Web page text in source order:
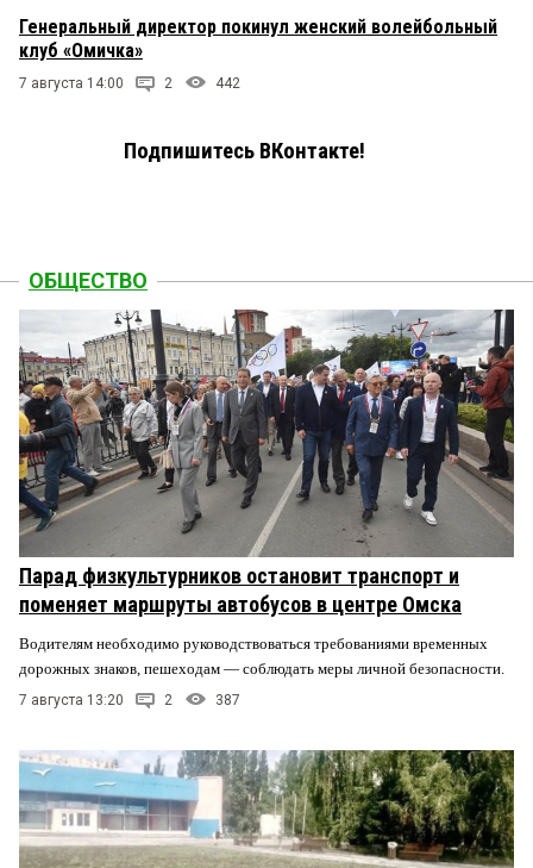
Генеральный директор покинул женский волейбольный
клуб «Омичка»
7 августа 14:00 2 442
Подпишитесь ВКонтакте!
ОБЩЕСТВО
Парад физкультурников остановит транспорт и
поменяет маршруты автобусов в центре Омска
Водителям необходимо руководствоваться требованиями временных
дорожных знаков, пешеходам — соблюдать меры личной безопасности.
7 августа 13:20 2 387